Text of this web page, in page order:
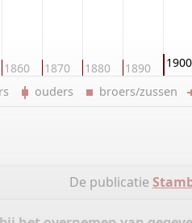
1860 1870 1880 1890 1900
ouders broers/zussen
De publicatie